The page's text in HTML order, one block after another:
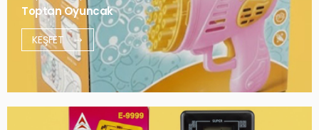
Toptan Oyuncak
KEŞFET